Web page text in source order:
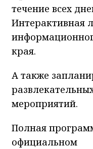
течение всех
Интерактивная
края.
А также
мероприятий.
Полная
официальном